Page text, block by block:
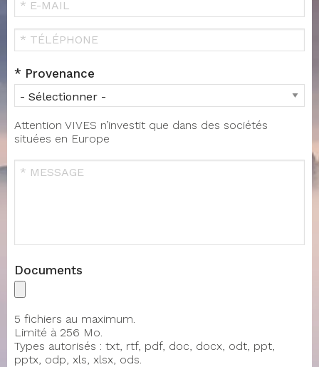
E-
MAIL
Provenance
Attention VIVES n’investit que dans des sociétés
situées en Europe
Documents
5 fichiers au maximum.
Limité à 256 Mo.
Types autorisés : txt, rtf, pdf, doc, docx, odt, ppt,
pptx, odp, xls, xlsx, ods.